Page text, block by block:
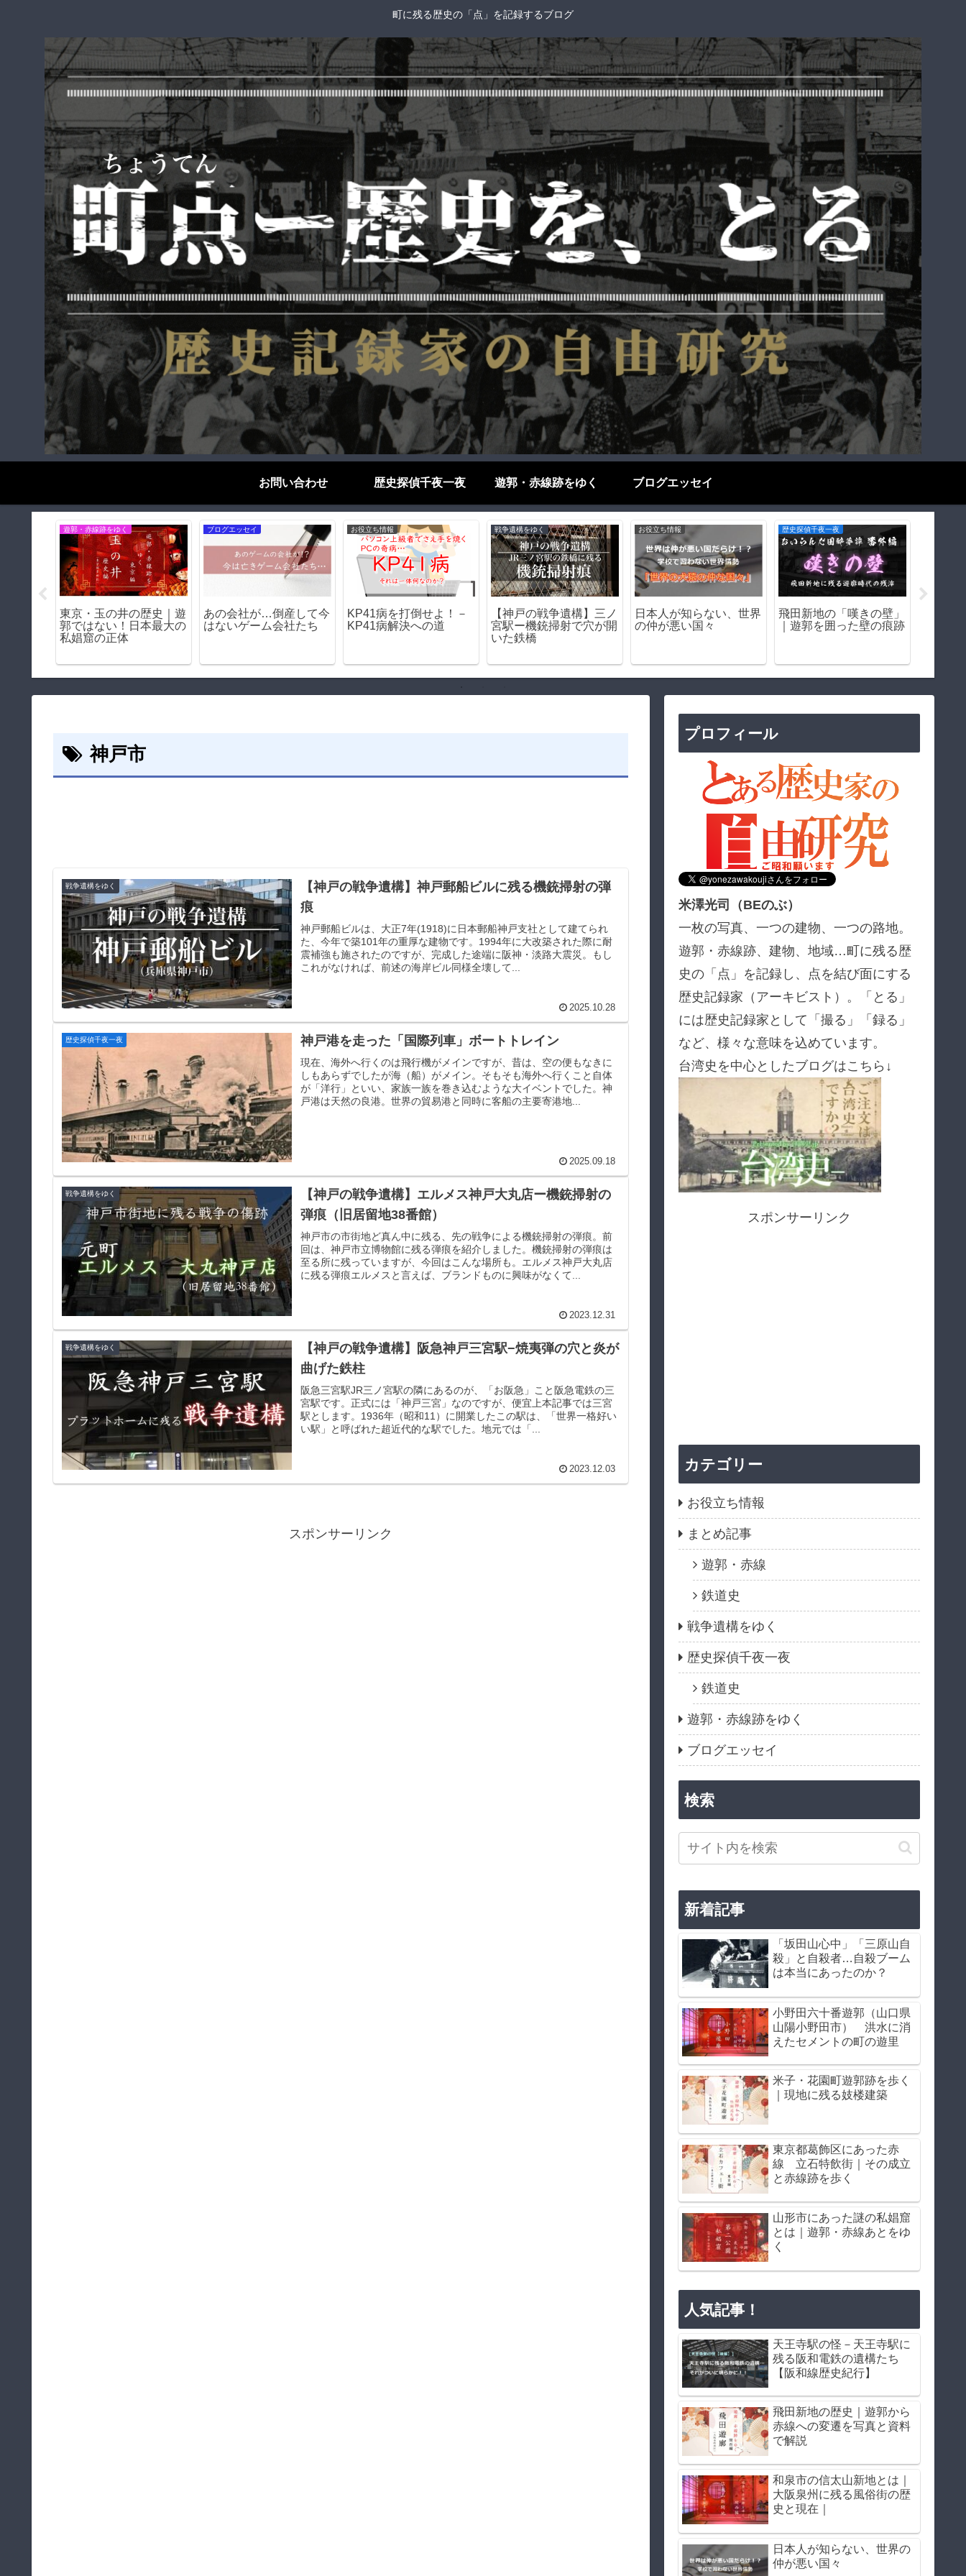
町に残る歴史の「点」を記録するブログ
お問い合わせ 歴史探偵千夜一夜 遊郭・赤線跡をゆく ブログエッセイ
遊郭・赤線跡をゆく
松島遊郭（大阪市西区）
｜松島新地の母体となっ
た日本最大級の遊里の歴
ブログエッセイ
禁煙2ヶ月達成したから
言える！禁煙のメリット
ブログエッセイ
京大はなぜ変人を生むの
か－その理由を考察する
ブログエッセイ
日本語はなぜ難しい？外
国人が苦戦する5つの理
由をわかりやすく解説！
遊郭・赤線跡をゆく
天王新地の歴史（和歌山
県和歌山市）｜遊郭・赤
遊郭・赤線跡をゆく
堺・乳守遊郭（大阪府堺
市）｜遊郭・赤線跡をゆ
神戸市
戦争遺構をゆく
【神戸の戦争遺構】神戸郵船ビルに残る機銃掃射の弾
痕
神戸郵船ビルは、大正7年(1918)に日本郵船神戸支社として建てられ
た、今年で築101年の重厚な建物です。1994年に大改築された際に耐
震補強も施されたのですが、完成した途端に阪神・淡路大震災。もし
これがなければ、前述の海岸ビル同様全壊して...
2025.10.28
歴史探偵千夜一夜 神戸港を走った「国際列車」ボートトレイン
現在、海外へ行くのは飛行機がメインですが、昔は、空の便もなきに
しもあらずでしたが海（船）がメイン。そもそも海外へ行くこと自体
が「洋行」といい、家族一族を巻き込むような大イベントでした。神
戸港は天然の良港。世界の貿易港と同時に客船の主要寄港地...
2025.09.18
戦争遺構をゆく
【神戸の戦争遺構】エルメス神戸大丸店ー機銃掃射の
弾痕（旧居留地38番館）
神戸市の市街地ど真ん中に残る、先の戦争による機銃掃射の弾痕。前
回は、神戸市立博物館に残る弾痕を紹介しました。機銃掃射の弾痕は
至る所に残っていますが、今回はこんな場所も。エルメス神戸大丸店
に残る弾痕エルメスと言えば、ブランドものに興味がなくて...
2023.12.31
戦争遺構をゆく
【神戸の戦争遺構】阪急神戸三宮駅−焼夷弾の穴と炎が
曲げた鉄柱
阪急三宮駅JR三ノ宮駅の隣にあるのが、「お阪急」こと阪急電鉄の三
宮駅です。正式には「神戸三宮」なのですが、便宜上本記事では三宮
駅とします。1936年（昭和11）に開業したこの駅は、「世界一格好い
い駅」と呼ばれた超近代的な駅でした。地元では「...
2023.12.03
スポンサーリンク
プロフィール
米澤光司（BEのぶ）
一枚の写真、一つの建物、一つの路地。
遊郭・赤線跡、建物、地域…町に残る歴
史の「点」を記録し、点を結び面にする
歴史記録家（アーキビスト）。「とる」
には歴史記録家として「撮る」「録る」
など、様々な意味を込めています。
台湾史を中心としたブログはこちら↓
スポンサーリンク
カテゴリー
お役立ち情報
まとめ記事
遊郭・赤線
鉄道史
戦争遺構をゆく
歴史探偵千夜一夜
鉄道史
遊郭・赤線跡をゆく
ブログエッセイ
検索
新着記事
「坂田山心中」「三原山自
殺」と自殺者…自殺ブーム
は本当にあったのか？
小野田六十番遊郭（山口県
山陽小野田市） 洪水に消
えたセメントの町の遊里
米子・花園町遊郭跡を歩く
｜現地に残る妓楼建築
東京都葛飾区にあった赤
線 立石特飲街｜その成立
と赤線跡を歩く
山形市にあった謎の私娼窟
とは｜遊郭・赤線あとをゆ
く
人気記事！
天王寺駅の怪－天王寺駅に
残る阪和電鉄の遺構たち
【阪和線歴史紀行】
飛田新地の歴史｜遊郭から
赤線への変遷を写真と資料
で解説
和泉市の信太山新地とは｜
大阪泉州に残る風俗街の歴
史と現在｜
日本人が知らない、世界の
仲が悪い国々